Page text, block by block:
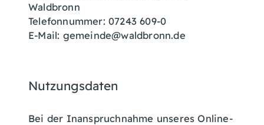
Waldbronn
Telefonnummer: 07243 609-0
E-Mail: gemeinde@waldbronn.de
Nutzungsdaten
Bei der Inanspruchnahme unseres Online-